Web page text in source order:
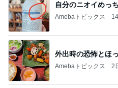
自分のニオイめっ
Amebaトピックス
外出時の恐怖とほ
Amebaトピックス 2